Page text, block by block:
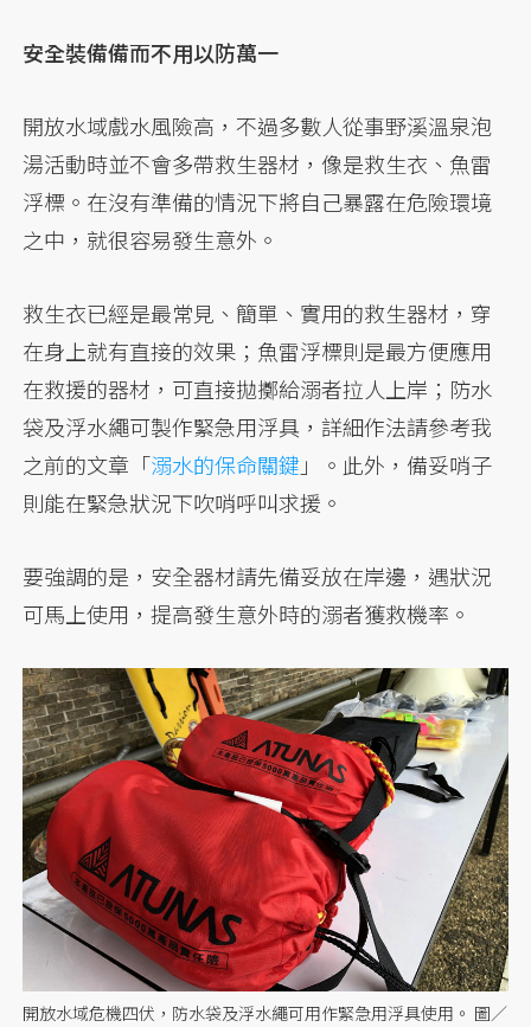
安全裝備備而不用以防萬一
開放水域戲水風險高，不過多數人從事野溪溫泉泡
湯活動時並不會多帶救生器材，像是救生衣、魚雷
浮標。在沒有準備的情況下將自己暴露在危險環境
之中，就很容易發生意外。
救生衣已經是最常見、簡單、實用的救生器材，穿
在身上就有直接的效果；魚雷浮標則是最方便應用
在救援的器材，可直接拋擲給溺者拉人上岸；防水
袋及浮水繩可製作緊急用浮具，詳細作法請參考我
之前的文章「溺水的保命關鍵 」。此外，備妥哨子
則能在緊急狀況下吹哨呼叫求援。
要強調的是，安全器材請先備妥放在岸邊，遇狀況
可馬上使用，提高發生意外時的溺者獲救機率。
開放水域危機四伏，防水袋及浮水繩可用作緊急用浮具使用。 圖／